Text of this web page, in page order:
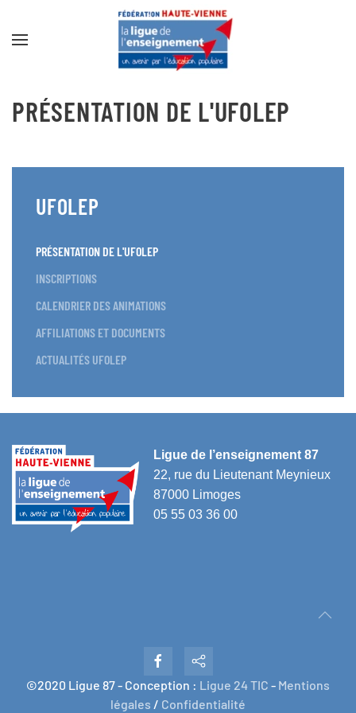
Accéder au contenu principal
PRÉSENTATION DE L'UFOLEP
UFOLEP
PRÉSENTATION DE L'UFOLEP
INSCRIPTIONS
CALENDRIER DES ANIMATIONS
AFFILIATIONS ET DOCUMENTS
ACTUALITÉS UFOLEP
Ligue de l’enseignement 87
22, rue du Lieutenant Meynieux
87000 Limoges
05 55 03 36 00
©2020 Ligue 87 - Conception : Ligue 24 TIC - Mentions
légales / Confidentialité